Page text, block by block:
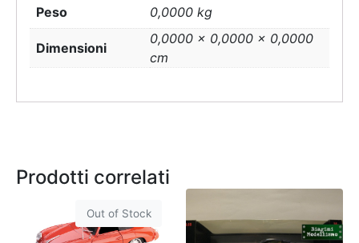
Peso 0,0000 kg
Dimensioni
0,0000 × 0,0000 × 0,0000
cm
Prodotti correlati
Out of Stock